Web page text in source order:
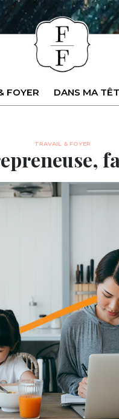
FOYER DANS MA
TRAVAIL & FOYER